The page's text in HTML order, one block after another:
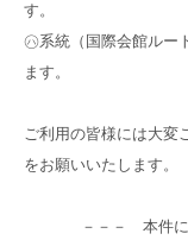
リクルート
す。
㋩系統（国際会館ルー
ます。
ご利用の皆様には大変
をお願いいたします。
－－－ 本件